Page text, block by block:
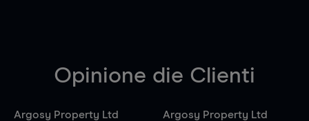
Opinione die Clienti
Argosy Property Ltd
Argosy Property Ltd